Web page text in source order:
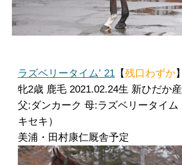
ラズベリータイム’ 21 【残口わずか】
牝2歳 鹿毛 2021.02.24生 新ひだか産
父:ダンカーク 母:ラズベリータイム
キセキ）
美浦・田村康仁厩舎予定